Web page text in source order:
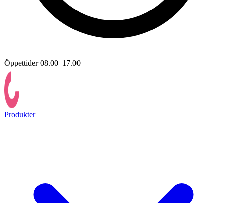
Öppettider 08.00–17.00
Produkter